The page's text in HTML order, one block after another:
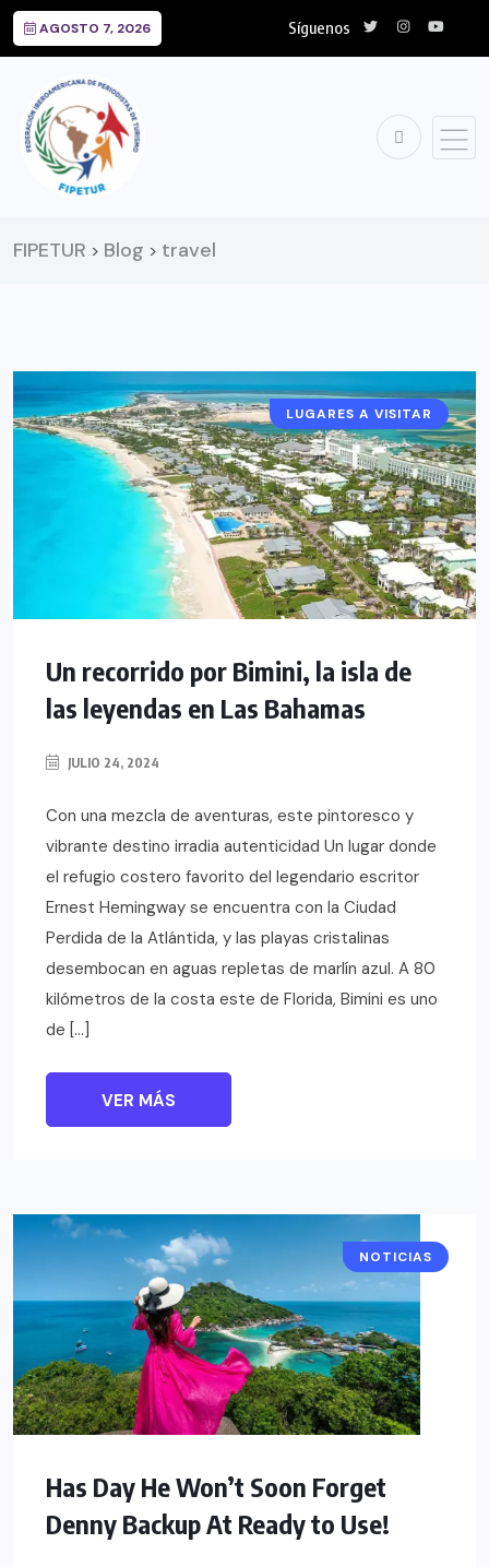
AGOSTO 7, 2026 Síguenos
FIPETUR > Blog > travel
LUGARES A VISITAR
Un recorrido por Bimini, la isla de
las leyendas en Las Bahamas
JULIO 24, 2024
Con una mezcla de aventuras, este pintoresco y
vibrante destino irradia autenticidad Un lugar donde
el refugio costero favorito del legendario escritor
Ernest Hemingway se encuentra con la Ciudad
Perdida de la Atlántida, y las playas cristalinas
desembocan en aguas repletas de marlín azul. A 80
kilómetros de la costa este de Florida, Bimini es uno
de […]
VER MÁS
NOTICIAS
Has Day He Won’t Soon Forget
Denny Backup At Ready to Use!